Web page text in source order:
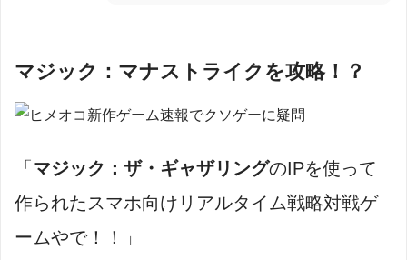
マジック：マナストライクを攻略！？
「 マジック：ザ・ギャザリングのIPを使って
作られたスマホ向けリアルタイム戦略対戦ゲ
ームやで！！」